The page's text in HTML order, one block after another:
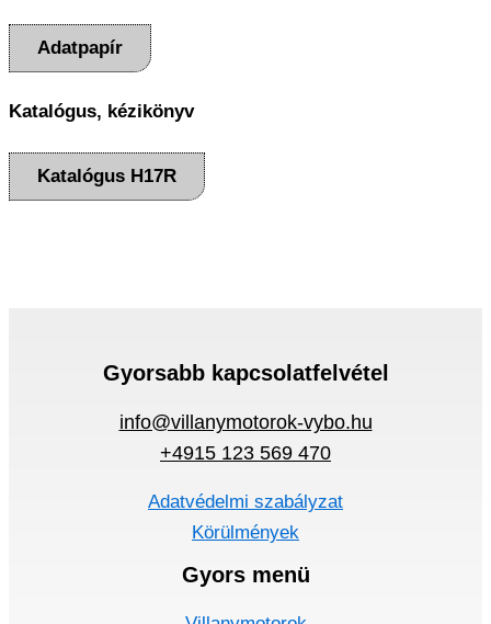
Adatpapír
Katalógus, kézikönyv
Katalógus H17R
Gyorsabb kapcsolatfelvétel
info@villanymotorok-vybo.hu
+4915 123 569 470
Adatvédelmi szabályzat
Körülmények
Gyors menü